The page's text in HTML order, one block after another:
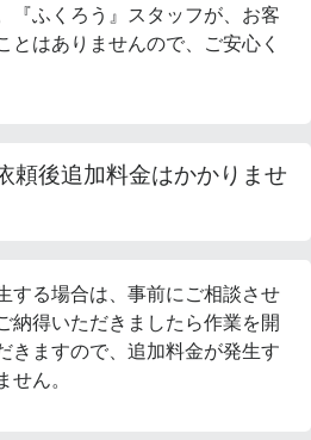
『ふくろう』スタッフが、お客
とはありませんので、ご安心く
頼後追加料金はかかりませ
する場合は、事前にご相談させ
納得いただきましたら作業を開
きますので、追加料金が発生す
せん。